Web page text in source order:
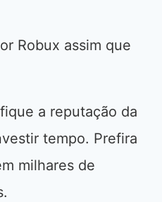
Robux assim que
a reputação da
tempo. Prefira
milhares de